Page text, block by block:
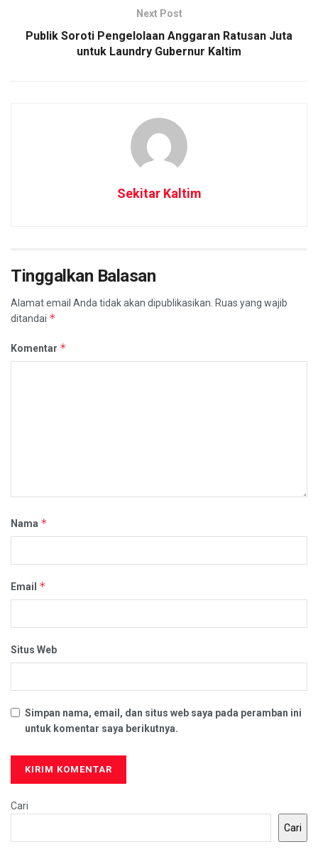
Next Post
Publik Soroti Pengelolaan Anggaran Ratusan Juta
untuk Laundry Gubernur Kaltim
Sekitar Kaltim
Tinggalkan Balasan
Alamat email Anda tidak akan dipublikasikan. Ruas yang wajib
ditandai *
Komentar *
Nama *
Email *
Situs Web
Simpan nama, email, dan situs web saya pada peramban ini
untuk komentar saya berikutnya.
Cari
Cari